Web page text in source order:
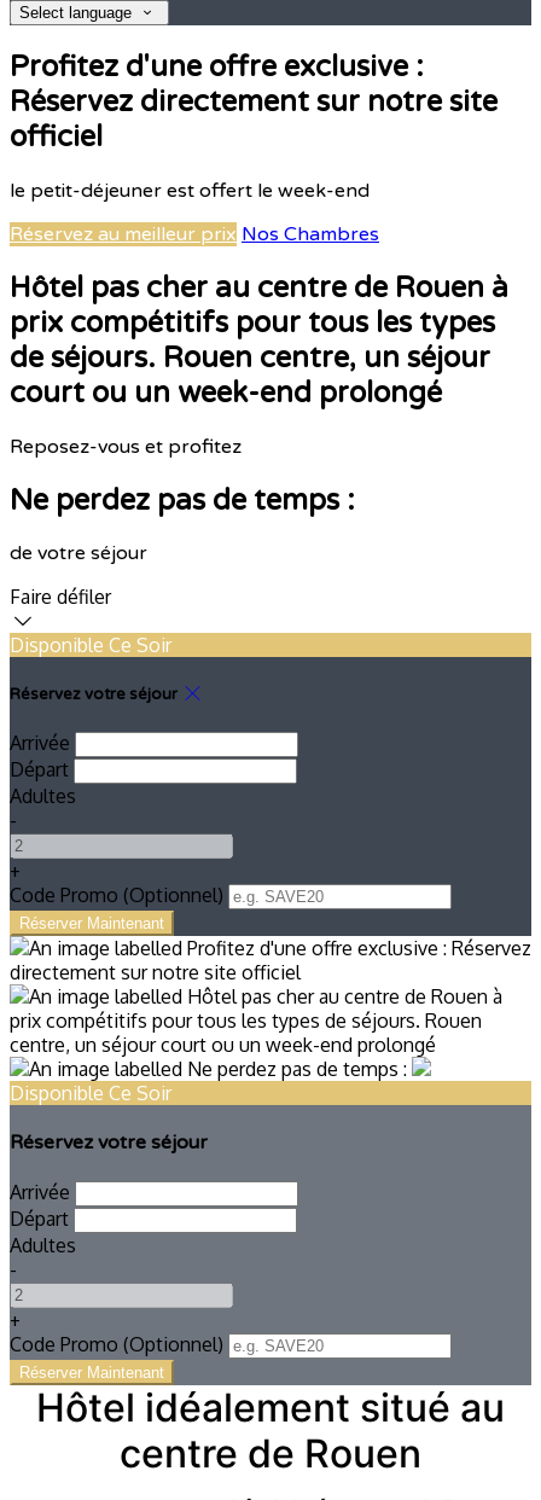
Select language
Profitez d'une offre exclusive :
Réservez directement sur notre site
officiel
le petit-déjeuner est offert le week-end
Réservez au meilleur prix Nos Chambres
Hôtel pas cher au centre de Rouen à
prix compétitifs pour tous les types
de séjours. Rouen centre, un séjour
court ou un week-end prolongé
Reposez-vous et profitez
Ne perdez pas de temps :
de votre séjour
Faire défiler
Disponible Ce Soir
Réservez votre séjour
Arrivée
Départ
Adultes
-
+
Code Promo (Optionnel)
Disponible Ce Soir
Réservez votre séjour
Arrivée
Départ
Adultes
-
+
Code Promo (Optionnel)
Hôtel idéalement situé au
centre de Rouen